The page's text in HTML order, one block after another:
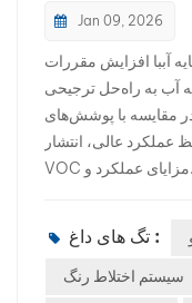
Jan 09, 2026
آببا افزایش مقررات
آب به راه‌حل ترجیحی
در مقایسه با پوشش‌های
عملکرد عالی، انتشار
VOC را به میزان قابل توجهی کاهش می‌دهند.مزایای عملکرد و
و محیط‌های کاربردی
برآورده می‌کنند.تعهد
تگ های داغ :
سیستم اختلاط رنگ